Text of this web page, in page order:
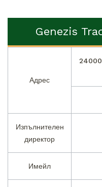
Genezis
Адрес
24000
Изпълнителен
директор
Имейл